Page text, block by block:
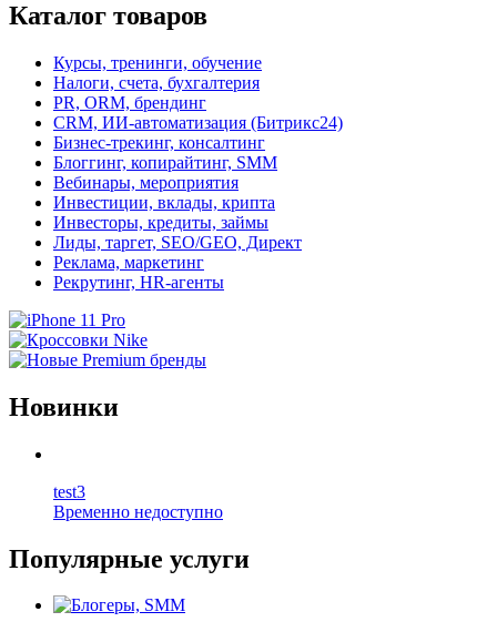
Каталог товаров
Курсы, тренинги, обучение
Налоги, счета, бухгалтерия
PR, ORM, брендинг
CRM, ИИ-автоматизация (Битрикс24)
Бизнес-трекинг, консалтинг
Блоггинг, копирайтинг, SMM
Вебинары, мероприятия
Инвестиции, вклады, крипта
Инвесторы, кредиты, займы
Лиды, таргет, SEO/GEO, Директ
Реклама, маркетинг
Рекрутинг, HR-агенты
Новинки
test3
Временно недоступно
Популярные услуги